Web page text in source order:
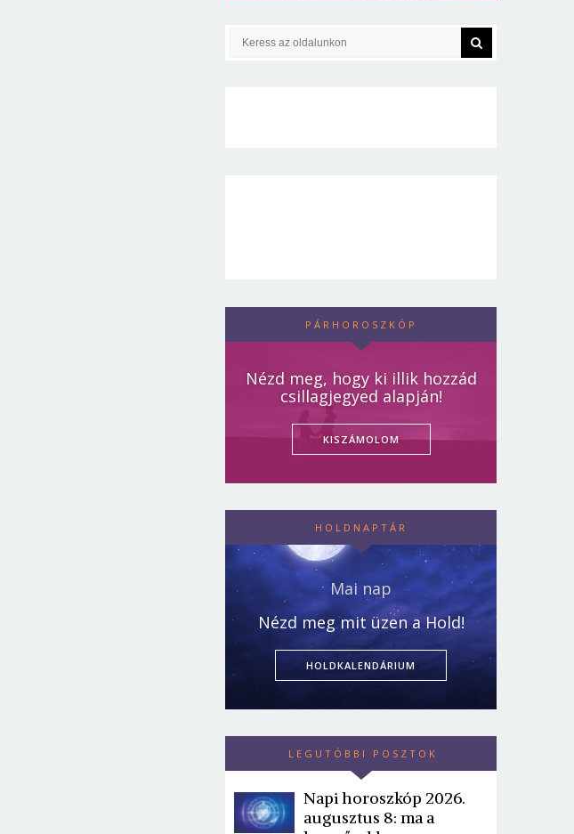
PÁRHOROSZKÓP
Nézd meg, hogy ki illik hozzád
csillagjegyed alapján!
KISZÁMOLOM
HOLDNAPTÁR
Mai nap
Nézd meg mit üzen a Hold!
HOLDKALENDÁRIUM
LEGUTÓBBI POSZTOK
Napi horoszkóp 2026.
augusztus 8: ma a